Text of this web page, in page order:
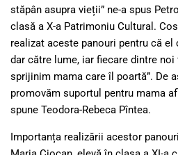
stăpân asupra vieții” ne-a spus
clasă a X-a Patrimoniu Cultural.
realizat aceste panouri pentru că el
dar către lume, iar fiecare dintre
sprijinim mama care îl poartă”. De
promovăm suportul pentru mama
spune Teodora-Rebeca Pîntea.
Importanța realizării acestor